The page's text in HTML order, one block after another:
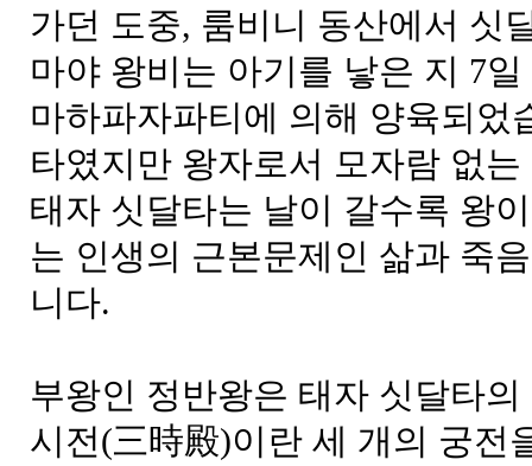
가던 도중, 룸비니 동산에서 싯
마야 왕비는 아기를 낳은 지 7
마하파자파티에 의해 양육되었
타였지만 왕자로서 모자람 없
태자 싯달타는 날이 갈수록 왕
는 인생의 근본문제인 삶과 죽
니다.
부왕인 정반왕은 태자 싯달타
시전(三時殿)이란 세 개의 궁전